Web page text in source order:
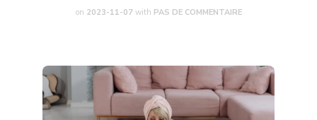
on 2023-11-07 with PAS DE COMMENTAIRE